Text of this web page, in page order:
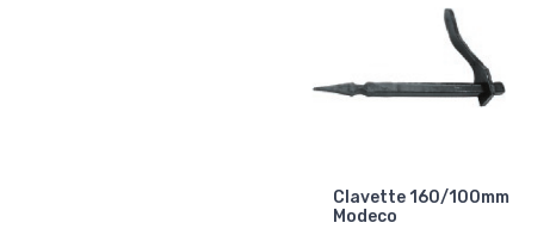
Clavette 160/100mm
Modeco